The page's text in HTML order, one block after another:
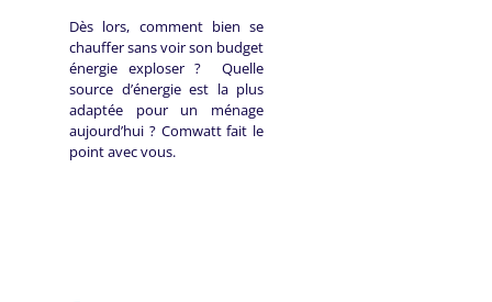
Dès lors, comment bien se
chauffer sans voir son budget
énergie exploser ? Quelle
source d’énergie est la plus
adaptée pour un ménage
aujourd’hui ? Comwatt fait le
point avec vous.